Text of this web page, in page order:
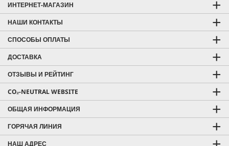
ИНТЕРНЕТ-МАГАЗИН
НАШИ КОНТАКТЫ
СПОСОБЫ ОПЛАТЫ
ДОСТАВКА
ОТЗЫВЫ И РЕЙТИНГ
CO₂-NEUTRAL WEBSITE
ОБЩАЯ ИНФОРМАЦИЯ
ГОРЯЧАЯ ЛИНИЯ
НАШ АДРЕС